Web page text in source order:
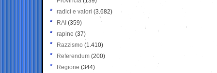
radici e valori (3.682)
RAI (359)
rapine (37)
Razzismo (1.410)
Referendum (200)
Regione (344)